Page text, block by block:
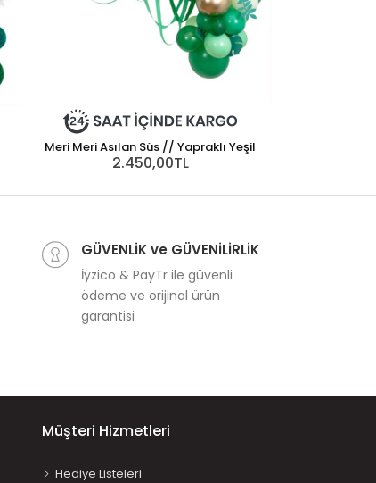
Meri Meri Asılan Süs // Yapraklı Yeşil
2.450,00TL
Meri Meri
GÜVENLİK ve GÜVENİLİRLİK
İyzico & PayTr ile güvenli
ödeme ve orijinal ürün
garantisi
Müşteri Hizmetleri
Hediye Listeleri